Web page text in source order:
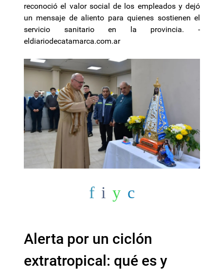
reconoció el valor social de los empleados y dejó
un mensaje de aliento para quienes sostienen el
servicio sanitario en la provincia. -
eldiariodecatamarca.com.ar
Alerta por un ciclón
extratropical: qué es y